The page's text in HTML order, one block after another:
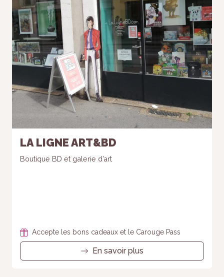
LA LIGNE ART&BD
Boutique BD et galerie d’art
Accepte les bons cadeaux et le Carouge Pass
En savoir plus